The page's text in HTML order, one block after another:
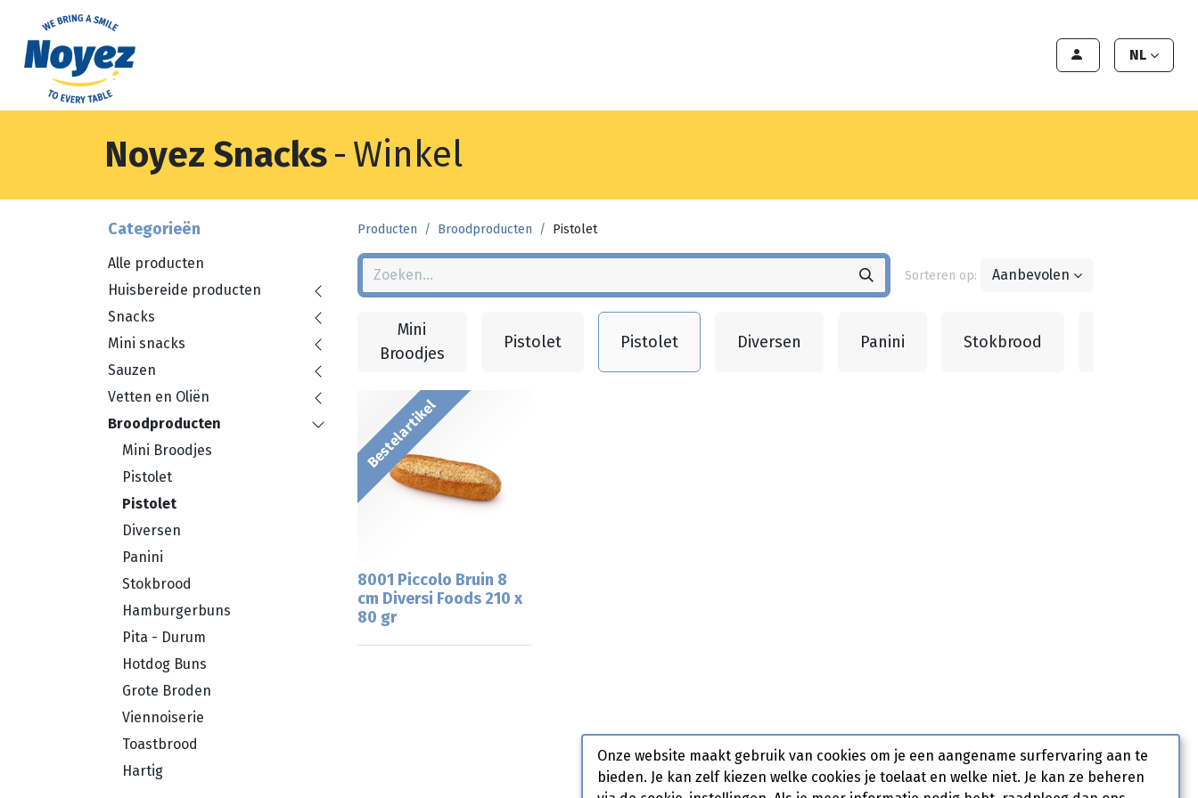
NL
Noyez Snacks- Winkel
Categorieën
Alle producten
Huisbereide producten
Snacks
Mini snacks
Sauzen
Vetten en Oliën
Broodproducten
Mini Broodjes
Pistolet
Pistolet
Diversen
Panini
Stokbrood
Hamburgerbuns
Pita - Durum
Hotdog Buns
Grote Broden
Viennoiserie
Toastbrood
Hartig
Producten Broodproducten Pistolet
Sorteren op: Aanbevolen
Mini
Broodjes
Pistolet Pistolet Diversen Panini Stokbrood
Bestelartikel
8001 Piccolo Bruin 8
cm Diversi Foods 210 x
80 gr
Onze website maakt gebruik van cookies om je een aangename surfervaring aan te
bieden. Je kan zelf kiezen welke cookies je toelaat en welke niet. Je kan ze beheren